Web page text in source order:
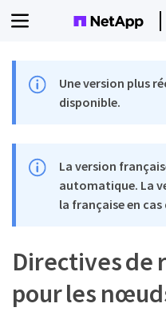
Une version plus
disponible.
La version
automatique. La
la française en cas
Directives de
pour les